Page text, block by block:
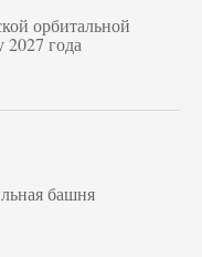
орбитальной
2027 года
башня